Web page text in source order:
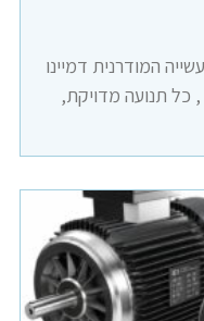
המודרנית דמיינו
כל תנועה מדויקת,